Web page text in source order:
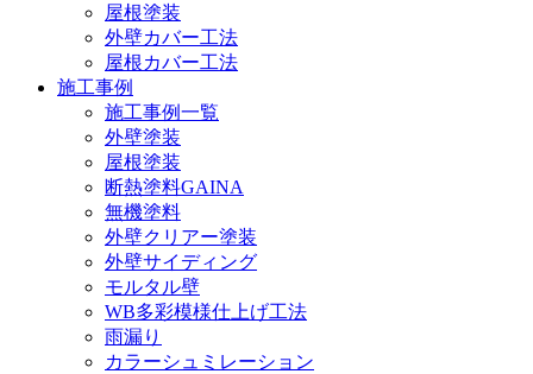
屋根塗装
外壁カバー工法
屋根カバー工法
施工事例
施工事例一覧
外壁塗装
屋根塗装
断熱塗料GAINA
無機塗料
外壁クリアー塗装
外壁サイディング
モルタル壁
WB多彩模様仕上げ工法
雨漏り
カラーシュミレーション